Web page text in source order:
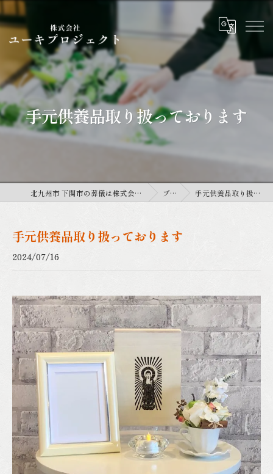
手元供養品取り扱っております
北九州市 下関市の葬儀は株式会社ユーキプロジェクト ブログ 手元供養品取り扱っております
手元供養品取り扱っております
2024/07/16